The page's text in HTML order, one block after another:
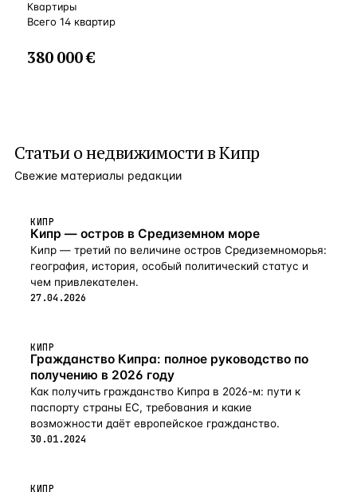
Квартиры
Всего 14 квартир
380 000 €
Статьи онедвижимости в Кипр
Свежие материалы редакции
КИПР
Кипр — остров в Средиземном море
Кипр — третий по величине остров Средиземноморья:
география, история, особый политический статус и
чем привлекателен.
27.04.2026
КИПР
Гражданство Кипра: полное руководство по
получению в 2026 году
Как получить гражданство Кипра в 2026-м: пути к
паспорту страны ЕС, требования и какие
возможности даёт европейское гражданство.
30.01.2024
КИПР